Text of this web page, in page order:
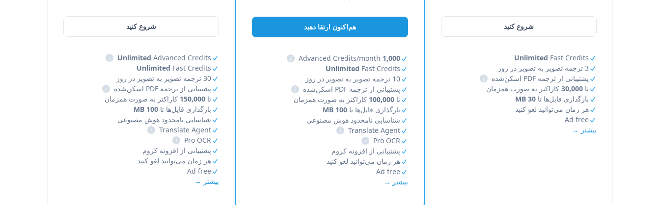
شروع کنید
Unlimited Fast Credits
3 ترجمه تصویر به تصویر در روز
پشتیبانی از ترجمه PDF اسکن‌شده
i
تا 30,000 کاراکتر به صورت همزمان
بارگذاری فایل‌ها تا 30 MB
هر زمان می‌توانید لغو کنید
Ad free
بیشتر →
هم‌اکنون ارتقا دهید
1,000
i
Unlimited Fast Credits
10 ترجمه تصویر به تصویر در روز
پشتیبانی از ترجمه PDF اسکن‌شده
i
تا100,000 کاراکتر به صورت همزمان
بارگذاری فایل‌ها تا100 MB
شناسایی نامحدود هوش مصنوعی
Translate Agent
i
Pro OCR
i
پشتیبانی از افزونه کروم
هر زمان می‌توانید لغو کنید
Ad free
بیشتر →
شروع کنید
Unlimited Advanced Credits
i
Unlimited Fast Credits
30 ترجمه تصویر به تصویر در روز
پشتیبانی از ترجمه PDF اسکن‌شده
i
تا 150,000 کاراکتر به صورت همزمان
بارگذاری فایل‌ها تا 100 MB
شناسایی نامحدود هوش مصنوعی
Translate Agent
i
Pro OCR
i
پشتیبانی از افزونه کروم
هر زمان می‌توانید لغو کنید
Ad free
بیشتر →